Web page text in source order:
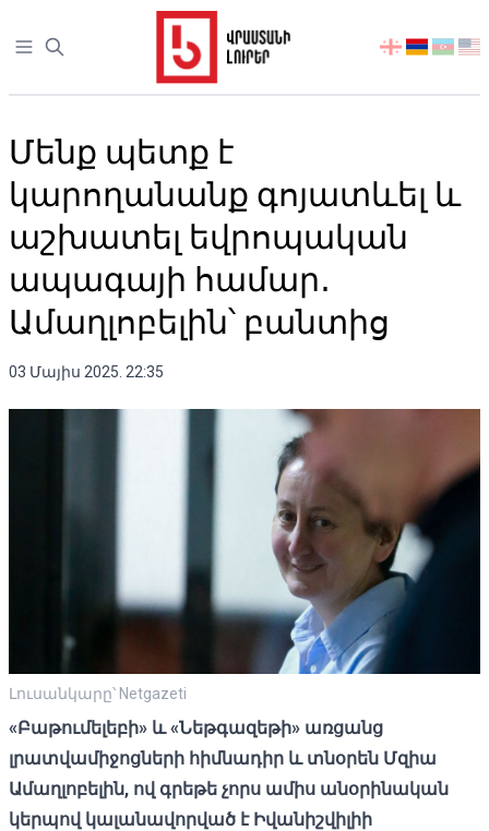
Open sidebar
აირჩიეთ
Մենք պետք է
կարողանանք գոյատևել և
աշխատել եվրոպական
ապագայի համար․
Ամաղլոբելին՝ բանտից
03 Մայիս 2025. 22:35
Լուսանկարը՝ Netgazeti
«Բաթումելեբի» և «Նեթգազեթի» առցանց
լրատվամիջոցների հիմնադիր և տնօրեն Մզիա
Ամաղլոբելին, ով գրեթե չորս ամիս անօրինական
կերպով կալանավորված է Իվանիշվիլիի